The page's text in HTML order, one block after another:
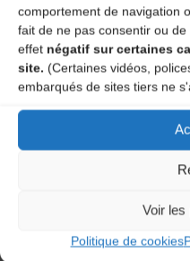
comportement de navigation
fait de ne pas consentir ou
effet négatif sur certaines
site. (Certaines vidéos,
embarqués de sites tiers ne
Voir les
Politique de cookies
Quels sont tes
musicienne ? Pourquoi ?
Il y en a beaucoup !
Un des plus anciens
période de collège. Je
ans nous allions à une
de Mâcon. C’était
et m’émouvait chaque
avec des immenses
perdait… ça me faisait rêver
Sinon, je pense que